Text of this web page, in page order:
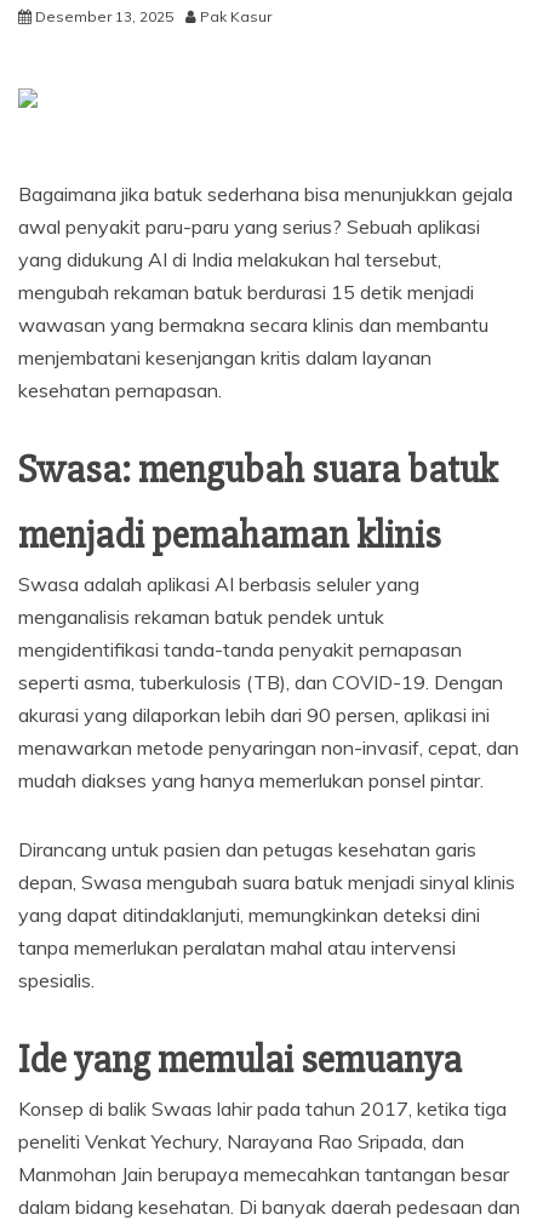
Desember 13, 2025 Pak Kasur
Bagaimana jika batuk sederhana bisa menunjukkan gejala
awal penyakit paru-paru yang serius? Sebuah aplikasi
yang didukung AI di India melakukan hal tersebut,
mengubah rekaman batuk berdurasi 15 detik menjadi
wawasan yang bermakna secara klinis dan membantu
menjembatani kesenjangan kritis dalam layanan
kesehatan pernapasan.
Swasa: mengubah suara batuk
menjadi pemahaman klinis
Swasa adalah aplikasi AI berbasis seluler yang
menganalisis rekaman batuk pendek untuk
mengidentifikasi tanda-tanda penyakit pernapasan
seperti asma, tuberkulosis (TB), dan COVID-19. Dengan
akurasi yang dilaporkan lebih dari 90 persen, aplikasi ini
menawarkan metode penyaringan non-invasif, cepat, dan
mudah diakses yang hanya memerlukan ponsel pintar.
Dirancang untuk pasien dan petugas kesehatan garis
depan, Swasa mengubah suara batuk menjadi sinyal klinis
yang dapat ditindaklanjuti, memungkinkan deteksi dini
tanpa memerlukan peralatan mahal atau intervensi
spesialis.
Ide yang memulai semuanya
Konsep di balik Swaas lahir pada tahun 2017, ketika tiga
peneliti Venkat Yechury, Narayana Rao Sripada, dan
Manmohan Jain berupaya memecahkan tantangan besar
dalam bidang kesehatan. Di banyak daerah pedesaan dan